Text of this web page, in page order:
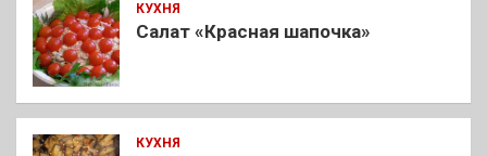
КУХНЯ
Салат «Красная шапочка»
КУХНЯ